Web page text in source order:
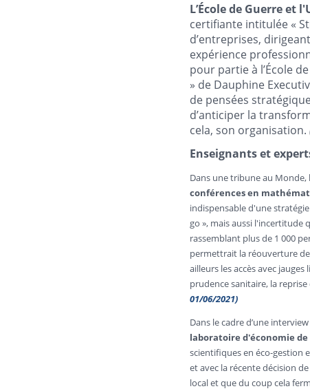
L’École de Guerre et
certifiante intitulée «
d’entreprises,
expérience
pour partie à l’École
» de Dauphine
de pensées
d’anticiper la
cela, son organisation.
Enseignants et
Dans une tribune au Monde,
conférences en
indispensable d'une
go », mais aussi l'incertitude
rassemblant plus de 1 000
permettrait la réouverture
ailleurs les accès avec
prudence sanitaire, la
01/06/2021)
Dans le cadre d’une
laboratoire d'économie
scientifiques en éco-gestion
et avec la récente décision
local et que du coup cela